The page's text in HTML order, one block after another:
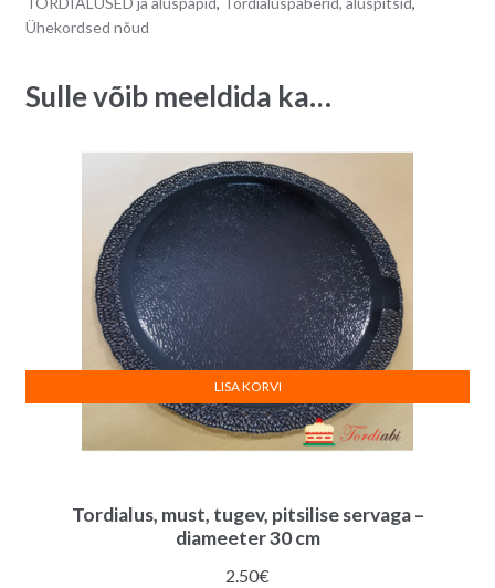
Ühekordsed nõud
Sulle võib meeldida ka…
Tordialus, must, tugev, pitsilise servaga –
diameeter 30 cm
2.50€
LISA KORVI